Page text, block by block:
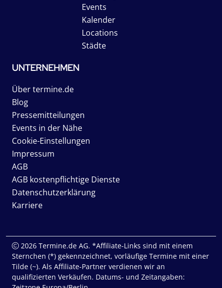
Events
Kalender
Locations
Städte
UNTERNEHMEN
Über termine.de
Blog
Pressemitteilungen
Events in der Nähe
Cookie-Einstellungen
Impressum
AGB
AGB kostenpflichtige Dienste
Datenschutzerklärung
Karriere
2026 Termine.de AG. *Affiliate-Links sind mit einem
Sternchen (*) gekennzeichnet, vorläufige Termine mit einer
Tilde (~). Als Affiliate-Partner verdienen wir an
qualifizierten Verkäufen. Datums- und Zeitangaben: